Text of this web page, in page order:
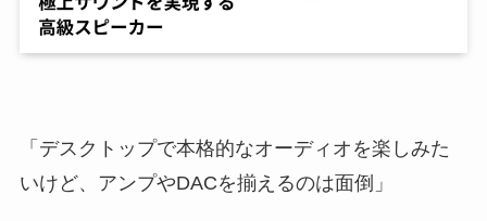
「デスクトップで本格的なオーディオを楽しみた
いけど、アンプやDACを揃えるのは面倒」